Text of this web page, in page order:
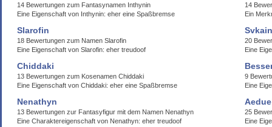
14 Bewertungen zum Fantasynamen Inthynin
Eine Eigenschaft von Inthynin: eher eine Spaßbremse
14
Ein
Slarofin
18 Bewertungen zum Namen Slarofin
Eine Eigenschaft von Slarofin: eher treudoof
Svkain
20
Eine
Chiddaki
13 Bewertungen zum Kosenamen Chiddaki
Eine Eigenschaft von Chiddaki: eher eine Spaßbremse
9
Eine
Nenathyn
13 Bewertungen zur Fantasyfigur mit dem Namen Nenathyn
Eine Charaktereigenschaft von Nenathyn: eher treudoof
25
Eine